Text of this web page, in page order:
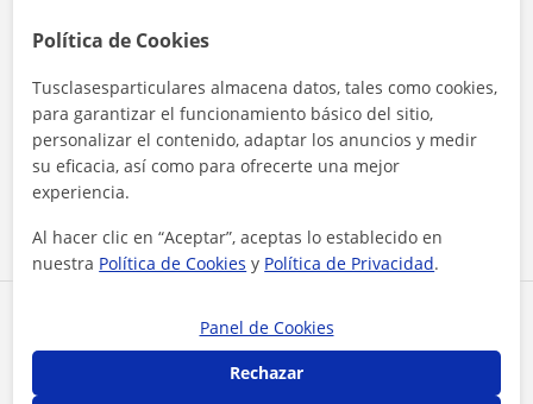
Comparte a este profesor
Al hacer clic, aceptas nuestro aviso legal privacidad
Política de Cookies
Tusclasesparticulares almacena datos, tales como cookies,
para garantizar el funcionamiento básico del sitio,
personalizar el contenido, adaptar los anuncios y medir
su eficacia, así como para ofrecerte una mejor
experiencia.
Al hacer clic en “Aceptar”, aceptas lo establecido en
nuestra Política de Cookies y Política de Privacidad.
Panel de Cookies
Rechazar